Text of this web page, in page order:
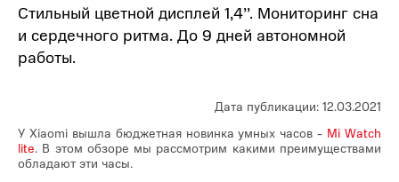
Стильный цветной дисплей 1,4’’. Мониторинг сна
и сердечного ритма. До 9 дней автономной
работы.
Дата публикации: 12.03.2021
У Xiaomi вышла бюджетная новинка умных часов - Mi Watch
lite. В этом обзоре мы рассмотрим какими преимуществами
обладают эти часы.